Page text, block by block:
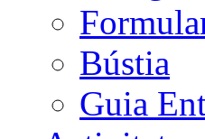
Bústia
Guia